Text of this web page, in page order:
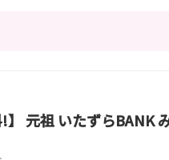
!】 元祖 いたずらBANK